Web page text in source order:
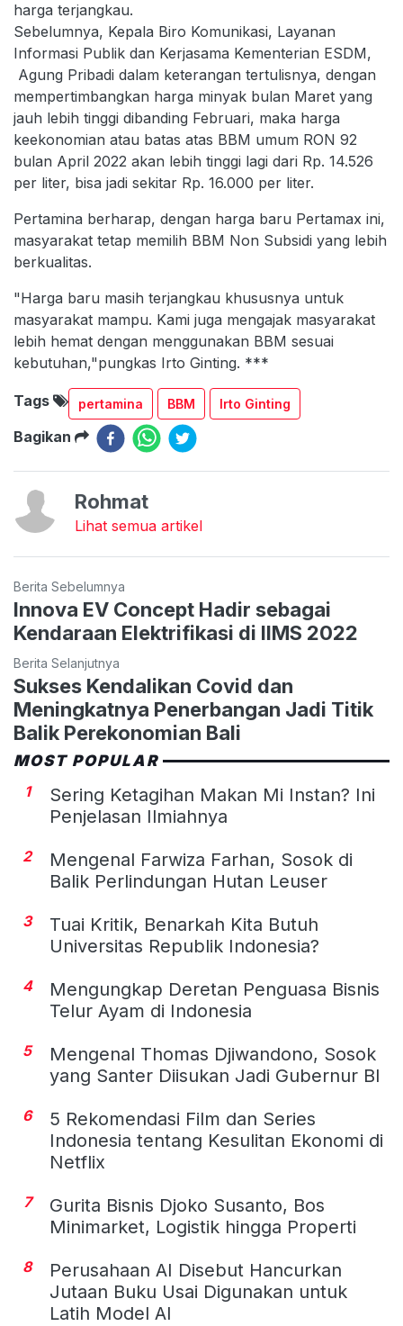
harga terjangkau.
Sebelumnya, Kepala Biro Komunikasi, Layanan
Informasi Publik dan Kerjasama Kementerian ESDM,
Agung Pribadi dalam keterangan tertulisnya, dengan
mempertimbangkan harga minyak bulan Maret yang
jauh lebih tinggi dibanding Februari, maka harga
keekonomian atau batas atas BBM umum RON 92
bulan April 2022 akan lebih tinggi lagi dari Rp. 14.526
per liter, bisa jadi sekitar Rp. 16.000 per liter.
Pertamina berharap, dengan harga baru Pertamax ini,
masyarakat tetap memilih BBM Non Subsidi yang lebih
berkualitas.
"Harga baru masih terjangkau khususnya untuk
masyarakat mampu. Kami juga mengajak masyarakat
lebih hemat dengan menggunakan BBM sesuai
kebutuhan,"pungkas Irto Ginting. ***
Tags pertamina BBM Irto Ginting
Bagikan
Rohmat
Lihat semua artikel
Berita Sebelumnya
Innova EV Concept Hadir sebagai
Kendaraan Elektrifikasi di IIMS 2022
Berita Selanjutnya
Sukses Kendalikan Covid dan
Meningkatnya Penerbangan Jadi Titik
Balik Perekonomian Bali
MOST POPULAR
1
Sering Ketagihan Makan Mi Instan? Ini
Penjelasan Ilmiahnya
2
Mengenal Farwiza Farhan, Sosok di
Balik Perlindungan Hutan Leuser
3
Tuai Kritik, Benarkah Kita Butuh
Universitas Republik Indonesia?
4
Mengungkap Deretan Penguasa Bisnis
Telur Ayam di Indonesia
5
Mengenal Thomas Djiwandono, Sosok
yang Santer Diisukan Jadi Gubernur BI
6
5 Rekomendasi Film dan Series
Indonesia tentang Kesulitan Ekonomi di
Netflix
7
Gurita Bisnis Djoko Susanto, Bos
Minimarket, Logistik hingga Properti
8
Perusahaan AI Disebut Hancurkan
Jutaan Buku Usai Digunakan untuk
Latih Model AI